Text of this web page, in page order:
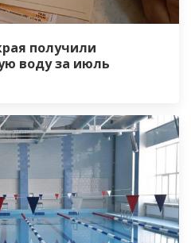
получили
воду за июль